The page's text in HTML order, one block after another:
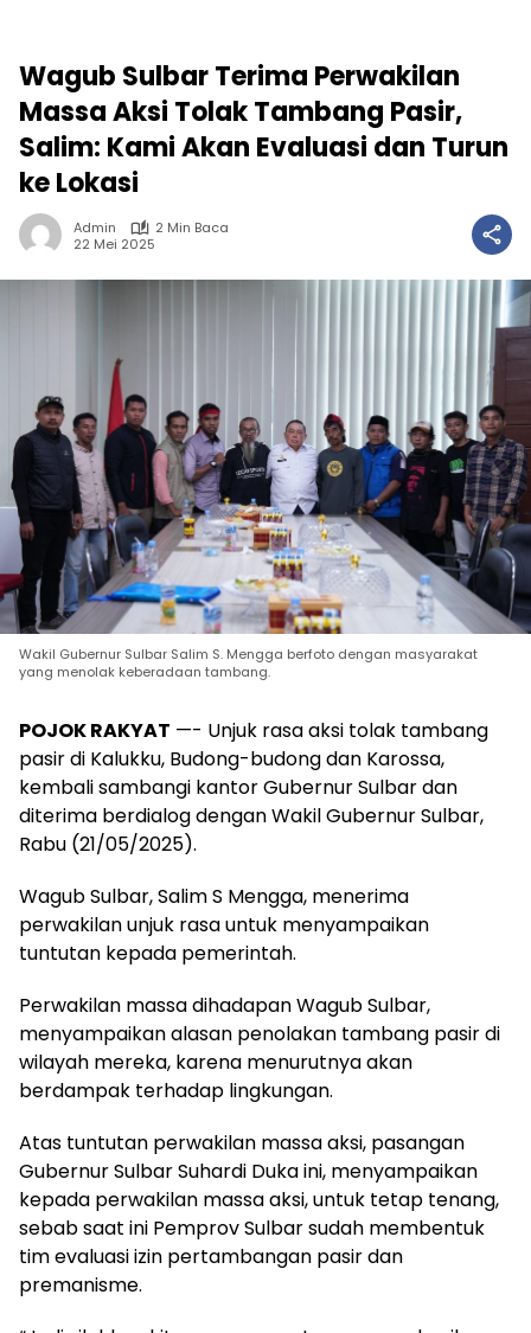
Wagub Sulbar Terima Perwakilan
Massa Aksi Tolak Tambang Pasir,
Salim: Kami Akan Evaluasi dan Turun
ke Lokasi
Admin
2 Min Baca
22 Mei 2025
Wakil Gubernur Sulbar Salim S. Mengga berfoto dengan masyarakat
yang menolak keberadaan tambang.
POJOK RAKYAT —- Unjuk rasa aksi tolak tambang
pasir di Kalukku, Budong-budong dan Karossa,
kembali sambangi kantor Gubernur Sulbar dan
diterima berdialog dengan Wakil Gubernur Sulbar,
Rabu (21/05/2025).
Wagub Sulbar, Salim S Mengga, menerima
perwakilan unjuk rasa untuk menyampaikan
tuntutan kepada pemerintah.
Perwakilan massa dihadapan Wagub Sulbar,
menyampaikan alasan penolakan tambang pasir di
wilayah mereka, karena menurutnya akan
berdampak terhadap lingkungan.
Atas tuntutan perwakilan massa aksi, pasangan
Gubernur Sulbar Suhardi Duka ini, menyampaikan
kepada perwakilan massa aksi, untuk tetap tenang,
sebab saat ini Pemprov Sulbar sudah membentuk
tim evaluasi izin pertambangan pasir dan
premanisme.